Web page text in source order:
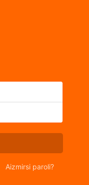
Aizmirsi paroli?